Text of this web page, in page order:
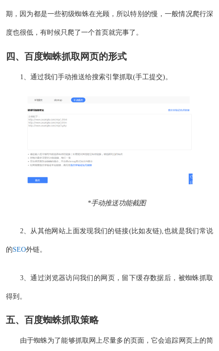
期，因为都是一些初级蜘蛛在光顾，所以特别的慢，一般情况爬行深
度也很低，有时候只爬了一个首页就完事了。
四、百度蜘蛛抓取网页的形式
1、通过我们手动推送给搜索引擎抓取(手工提交)。
*手动推送功能截图
2、从其他网站上面发现我们的链接(比如友链),也就是我们常说
的SEO外链。
3、通过浏览器访问我们的网页，留下缓存数据后，被蜘蛛抓取
得到。
五、百度蜘蛛抓取策略
由于蜘蛛为了能够抓取网上尽量多的页面，它会追踪网页上的简